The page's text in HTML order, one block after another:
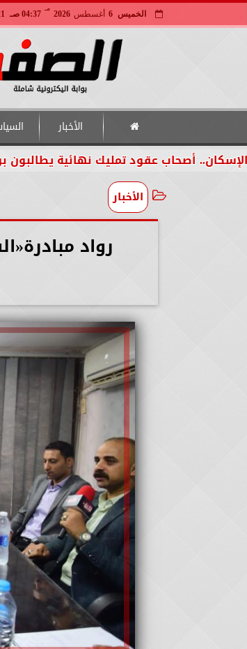
الخميس 6 أغسطس 2026
مـ
04:37 صـ
الأخبار
تمليك نهائية يطالبون بوقف الإجراءات
الأخبار
رواد